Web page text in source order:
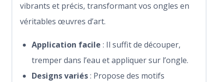
vibrants et précis, transformant vos ongles en
véritables œuvres d’art.
Application facile : Il suffit de découper,
tremper dans l’eau et appliquer sur l’ongle.
Designs variés: Propose des motifs